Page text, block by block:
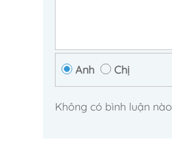
Anh Chị
Không có bình luận nào